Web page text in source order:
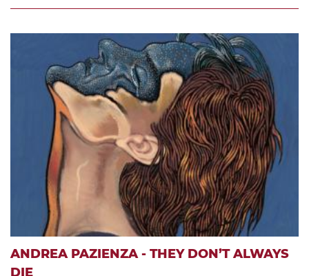
ANDREA PAZIENZA - THEY DON’T ALWAYS
DIE